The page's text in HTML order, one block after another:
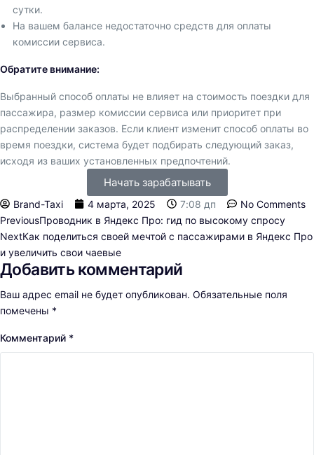
сутки.
На вашем балансе недостаточно средств для оплаты
комиссии сервиса.
Обратите внимание:
Выбранный способ оплаты не влияет на стоимость поездки для
пассажира, размер комиссии сервиса или приоритет при
распределении заказов. Если клиент изменит способ оплаты во
время поездки, система будет подбирать следующий заказ,
исходя из ваших установленных предпочтений.
Начать зарабатывать
Brand-Taxi 4 марта, 2025 7:08 дп
No Comments
PreviousПроводник в Яндекс Про: гид по высокому спросу
NextКак поделиться своей мечтой с пассажирами в Яндекс Про
и увеличить свои чаевые
Добавить комментарий
Ваш адрес email не будет опубликован. Обязательные поля
помечены *
Комментарий *